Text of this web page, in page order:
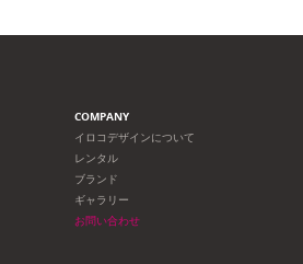
COMPANY
イロコデザインについて
レンタル
ブランド
ギャラリー
お問い合わせ